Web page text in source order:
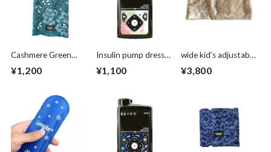
Cashmere Green
¥1,200
Insulin pump dress
dream"
¥1,100
wide kid’s adjustable
イドサポーター ベ
¥3,800